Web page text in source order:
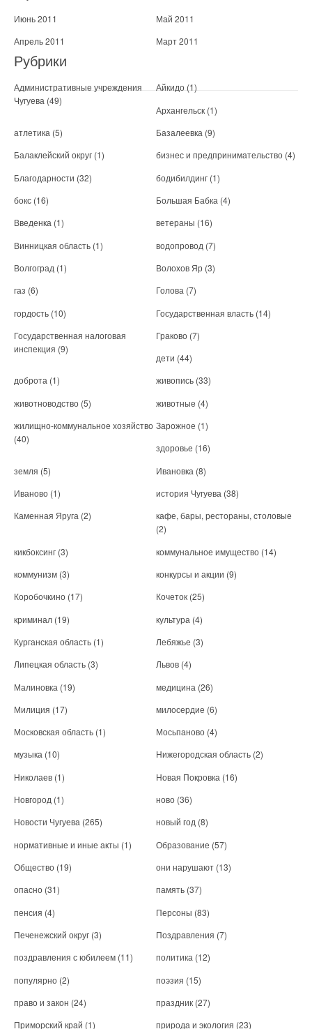
Июнь 2011
Май 2011
Апрель 2011
Март 2011
Рубрики
Административные учреждения
Чугуева (49)
Айкидо (1)
Архангельск (1)
атлетика (5) Базалеевка (9)
Балаклейский округ (1) бизнес и предпринимательство (4)
Благодарности (32) бодибилдинг (1)
бокс (16) Большая Бабка (4)
Введенка (1) ветераны (16)
Винницкая область (1) водопровод (7)
Волгоград (1) Волохов Яр (3)
газ (6) Голова (7)
гордость (10) Государственная власть (14)
Государственная налоговая
инспекция (9)
Граково (7)
дети (44)
доброта (1) живопись (33)
животноводство (5) животные (4)
жилищно-коммунальное хозяйство
(40)
Зарожное (1)
здоровье (16)
земля (5) Ивановка (8)
Иваново (1) история Чугуева (38)
Каменная Яруга (2)
кафе, бары, рестораны, столовые
(2)
кикбоксинг (3) коммунальное имущество (14)
коммунизм (3) конкурсы и акции (9)
Коробочкино (17) Кочеток (25)
криминал (19) культура (4)
Курганская область (1) Лебяжье (3)
Липецкая область (3) Львов (4)
Малиновка (19) медицина (26)
Милиция (17) милосердие (6)
Московская область (1) Мосьпаново (4)
музыка (10) Нижегородская область (2)
Николаев (1) Новая Покровка (16)
Новгород (1) ново (36)
Новости Чугуева (265) новый год (8)
нормативные и иные акты (1) Образование (57)
Общество (19) они нарушают (13)
опасно (31) память (37)
пенсия (4) Персоны (83)
Печенежский округ (3) Поздравления (7)
поздравления с юбилеем (11) политика (12)
популярно (2) поэзия (15)
право и закон (24) праздник (27)
Приморский край (1) природа и экология (23)